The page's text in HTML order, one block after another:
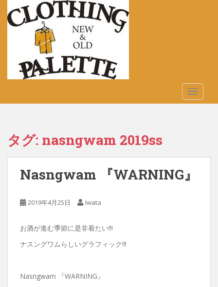
n
タグ: nasngwam 2019ss
Nasngwam 『WARNING』
2019年4月25日 Iwata
お酒が進む季節に是非着たい!!!
ナスングワムらしいグラフィック!!!
Nasngwam 『WARNING』